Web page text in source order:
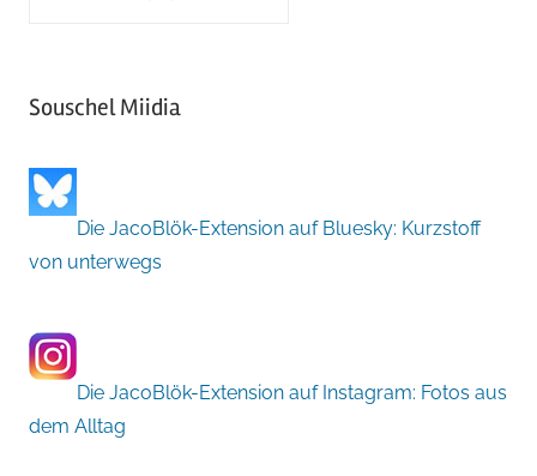
Souschel Miidia
Die JacoBlök-Extension auf Bluesky: Kurzstoff
von unterwegs
Die JacoBlök-Extension auf Instagram: Fotos aus
dem Alltag